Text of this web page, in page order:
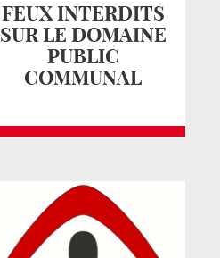
FEUX INTERDITS
SUR LE DOMAINE
PUBLIC
COMMUNAL